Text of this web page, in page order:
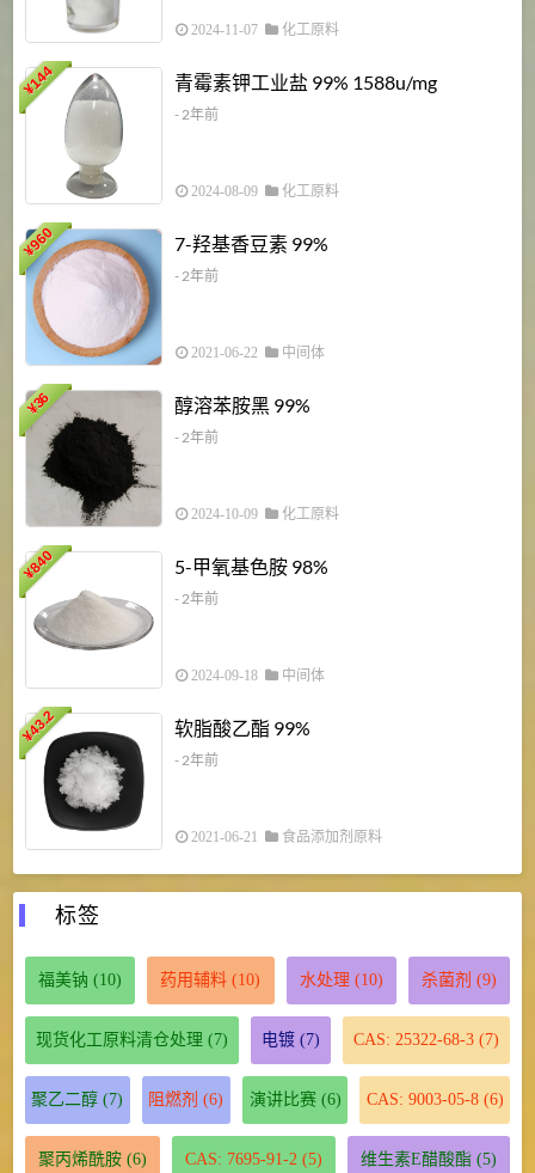
2024-11-07 化工原料
¥
144 青霉素钾工业盐 99% 1588u/mg
- 2年前
2024-08-09 化工原料
¥
960 7-羟基香豆素 99%
- 2年前
2021-06-22 中间体
¥
36 醇溶苯胺黑 99%
- 2年前
2024-10-09 化工原料
¥
840 5-甲氧基色胺 98%
- 2年前
2024-09-18 中间体
¥
43.2 软脂酸乙酯 99%
- 2年前
2021-06-21 食品添加剂原料
标签
福美钠 (10) 药用辅料 (10) 水处理 (10) 杀菌剂 (9)
现货化工原料清仓处理 (7) 电镀 (7) CAS: 25322-68-3 (7)
聚乙二醇 (7) 阻燃剂 (6) 演讲比赛(6) CAS: 9003-05-8(6)
聚丙烯酰胺(6) CAS: 7695-91-2 (5) 维生素E醋酸酯 (5)